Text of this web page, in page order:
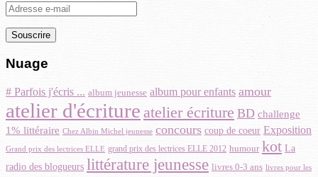
Adresse
e-
mail
Nuage
# Parfois j'écris ... album jeunesse album pour enfants amour
atelier d'écriture atelier écriture BD challenge
1% littéraire Chez Albin Michel jeunesse concours coup de coeur Exposition
Grand prix des lectrices ELLE grand prix des lectrices ELLE 2012 humour kot La
radio des blogueurs littérature jeunesse livres 0-3 ans livres pour les